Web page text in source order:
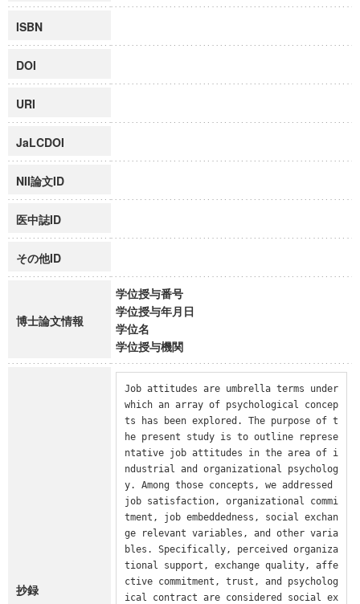
ISBN
DOI
URI
JaLCDOI
NII論文ID
医中誌ID
その他ID
博士論文情報
学位授与番号
学位授与年月日
学位名
学位授与機関
抄録
Job attitudes are umbrella terms under
which an array of psychological concep
ts has been explored. The purpose of t
he present study is to outline represe
ntative job attitudes in the area of i
ndustrial and organizational psycholog
y. Among those concepts, we addressed
job satisfaction, organizational commi
tment, job embeddedness, social exchan
ge relevant variables, and other varia
bles. Specifically, perceived organiza
tional support, exchange quality, affe
ctive commitment, trust, and psycholog
ical contract are considered social ex